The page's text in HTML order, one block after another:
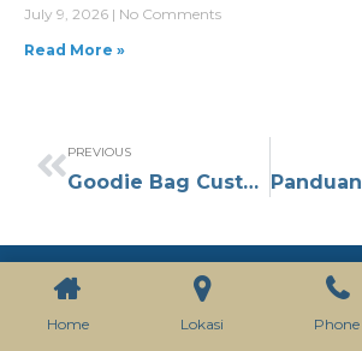
July 9, 2026
No Comments
Read More »
PREVIOUS
Goodie Bag Custom untuk Event: Solusi Branding yang Efektif
Home Lokasi Phone